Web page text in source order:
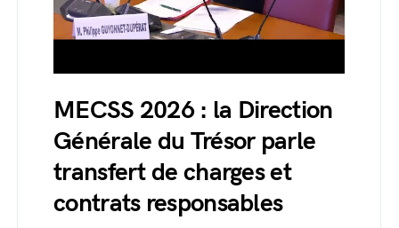
MECSS 2026 : la Direction
Générale du Trésor parle
transfert de charges et
contrats responsables